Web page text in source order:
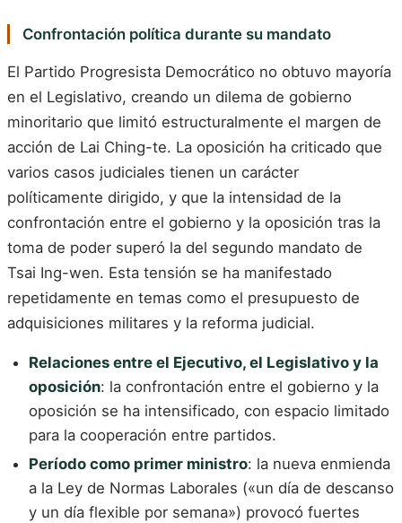
Confrontación política durante su mandato
El Partido Progresista Democrático no obtuvo mayoría
en el Legislativo, creando un dilema de gobierno
minoritario que limitó estructuralmente el margen de
acción de Lai Ching-te. La oposición ha criticado que
varios casos judiciales tienen un carácter
políticamente dirigido, y que la intensidad de la
confrontación entre el gobierno y la oposición tras la
toma de poder superó la del segundo mandato de
Tsai Ing-wen. Esta tensión se ha manifestado
repetidamente en temas como el presupuesto de
adquisiciones militares y la reforma judicial.
Relaciones entre el Ejecutivo, el Legislativo y la
oposición: la confrontación entre el gobierno y la
oposición se ha intensificado, con espacio limitado
para la cooperación entre partidos.
Período como primer ministro: la nueva enmienda
a la Ley de Normas Laborales («un día de descanso
y un día flexible por semana») provocó fuertes